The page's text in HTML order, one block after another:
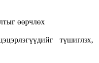
өөрчлөх
түшиглэх,